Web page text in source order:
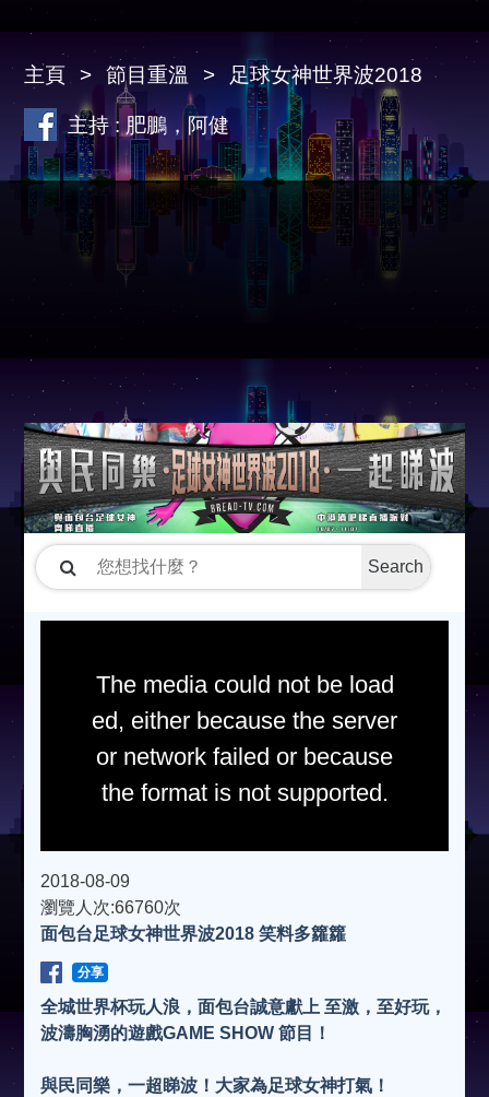
主頁 節目重溫 足球女神世界波2018
主持 : 肥鵬，阿健
Search
The media could not be load
ed, either because the server
or network failed or because
the format is not supported.
2018-08-09
瀏覽人次:66760次
面包台足球女神世界波2018 笑料多籮籮
分享
全城世界杯玩人浪，面包台誠意獻上 至激，至好玩，
波濤胸湧的遊戲GAME SHOW 節目！
與民同樂，一超睇波！大家為足球女神打氣！